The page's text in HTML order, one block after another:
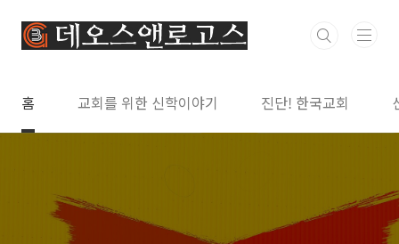
홈 교회를 위한 신학이야기 진단! 한국교회